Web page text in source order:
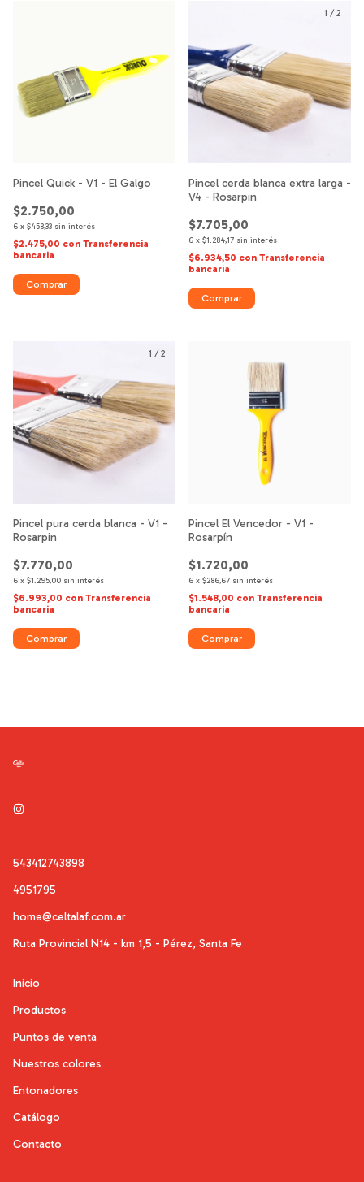
Pincel Quick - V1 - El Galgo
$2.750,00
6 x $458,33 sin interés
$2.475,00 con Transferencia
bancaria
Comprar
1 / 2
Pincel cerda blanca extra larga -
V4 - Rosarpin
$7.705,00
6 x $1.284,17 sin interés
$6.934,50 con Transferencia
bancaria
Comprar
1 / 2
Pincel pura cerda blanca - V1 -
Rosarpin
$7.770,00
6 x $1.295,00 sin interés
$6.993,00 con Transferencia
bancaria
Comprar
Pincel El Vencedor - V1 -
Rosarpín
$1.720,00
6 x $286,67 sin interés
$1.548,00 con Transferencia
bancaria
Comprar
543412743898
4951795
home@celtalaf.com.ar
Ruta Provincial N14 - km 1,5 - Pérez, Santa Fe
Inicio
Productos
Puntos de venta
Nuestros colores
Entonadores
Catálogo
Contacto